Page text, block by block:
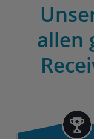
allen